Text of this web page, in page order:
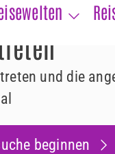
und die
beginnen